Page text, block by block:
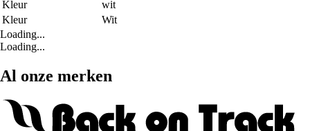
Kleur
wit
Kleur
Wit
Loading...
Loading...
Al onze merken